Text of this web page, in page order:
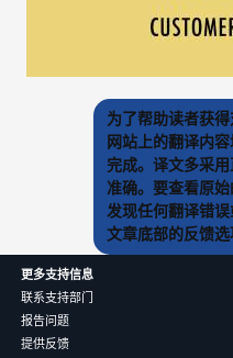
为了帮助读者获
网站上的翻译内
完成。译文多采
准确。要查看原
发现任何翻译错
文章底部的反馈选
更多支持信息
联系支持部门
报告问题
提供反馈